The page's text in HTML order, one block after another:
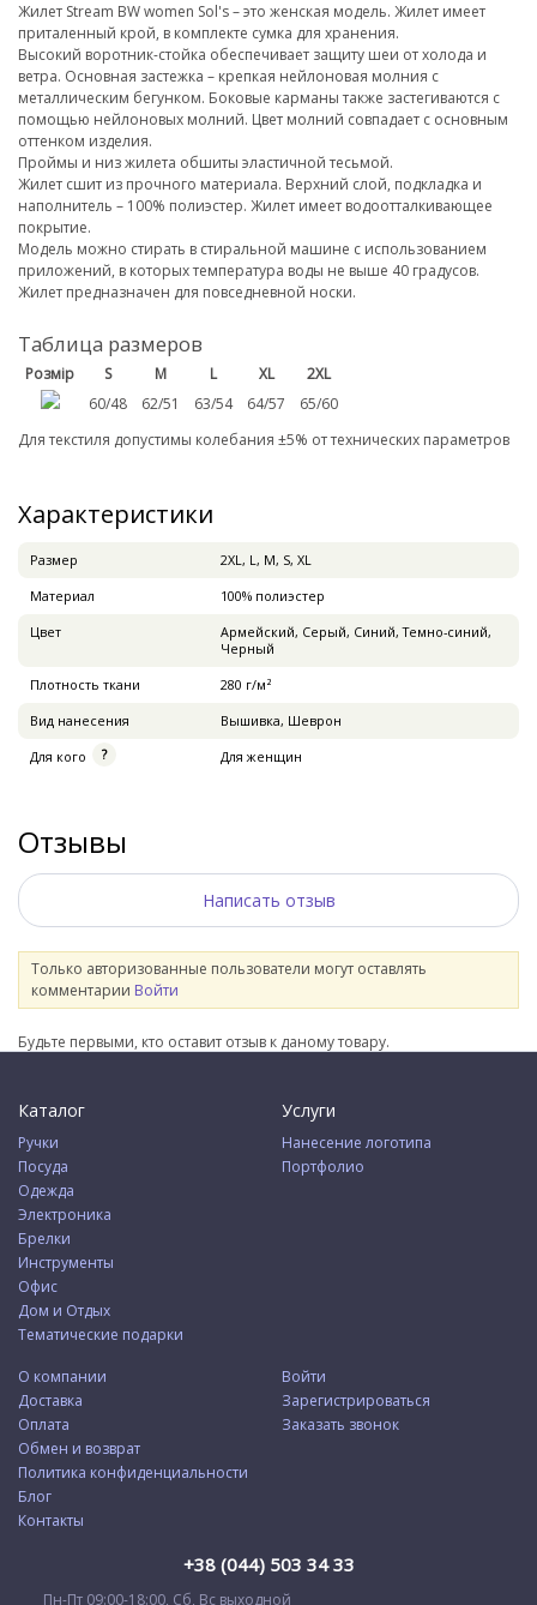
Жилет Stream BW women Sol's – это женская модель. Жилет имеет
приталенный крой, в комплекте сумка для хранения.
Высокий воротник-стойка обеспечивает защиту шеи от холода и
ветра. Основная застежка – крепкая нейлоновая молния с
металлическим бегунком. Боковые карманы также застегиваются с
помощью нейлоновых молний. Цвет молний совпадает с основным
оттенком изделия.
Проймы и низ жилета обшиты эластичной тесьмой.
Жилет сшит из прочного материала. Верхний слой, подкладка и
наполнитель – 100% полиэстер. Жилет имеет водоотталкивающее
покрытие.
Модель можно стирать в стиральной машине с использованием
приложений, в которых температура воды не выше 40 градусов.
Жилет предназначен для повседневной носки.
Таблица размеров
Розмір S M L XL
2XL
60/48
62/51 63/54 64/57
65/60
Для текстиля допустимы колебания ±5% от технических параметров
Характеристики
Pазмер
2XL, L, M, S, XL
Материал
100% полиэстер
Цвет
Армейский, Серый, Синий, Темно-синий,
Черный
Плотность ткани
280 г/м²
Вид нанесения
Вышивка, Шеврон
Для кого
Для женщин
Отзывы
Написать отзыв
Только авторизованные пользователи могут оставлять
комментарии Войти
Будьте первыми, кто оставит отзыв к даному товару.
Каталог
Ручки
Посуда
Одежда
Электроника
Брелки
Инструменты
Офис
Дом и Отдых
Тематические подарки
Услуги
Нанесение логотипа
Портфолио
О компании
Доставка
Оплата
Обмен и возврат
Политика конфиденциальности
Блог
Контакты
Войти
Зарегистрироваться
Заказать звонок
+38 (044) 503 34 33
Пн-Пт 09:00-18:00, Сб, Вс выходной